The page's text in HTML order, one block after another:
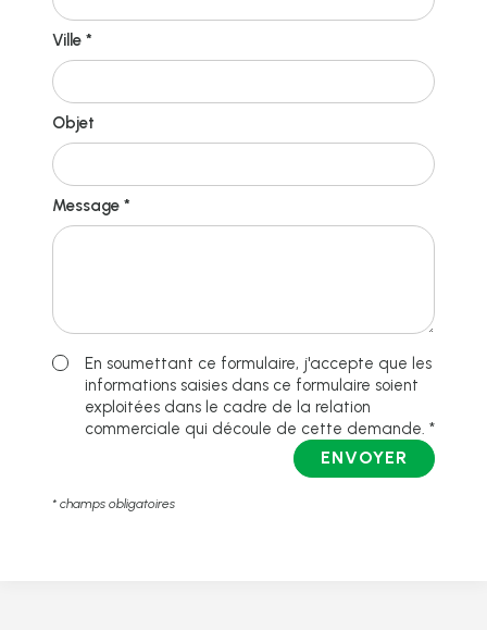
Ville *
Objet
Message *
En soumettant ce formulaire, j'accepte que les
informations saisies dans ce formulaire soient
exploitées dans le cadre de la relation
commerciale qui découle de cette demande. *
ENVOYER
* champs obligatoires